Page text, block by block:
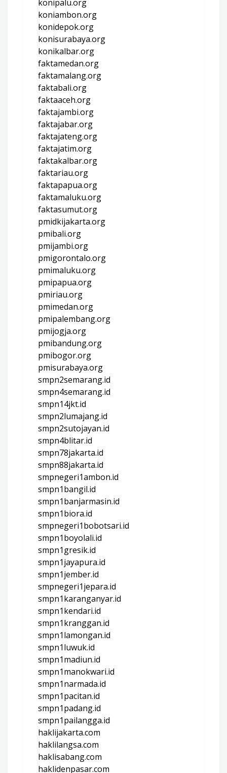
konipalu.org
koniambon.org
konidepok.org
konisurabaya.org
konikalbar.org
faktamedan.org
faktamalang.org
faktabali.org
faktaaceh.org
faktajambi.org
faktajabar.org
faktajateng.org
faktajatim.org
faktakalbar.org
faktariau.org
faktapapua.org
faktamaluku.org
faktasumut.org
pmidkijakarta.org
pmibali.org
pmijambi.org
pmigorontalo.org
pmimaluku.org
pmipapua.org
pmiriau.org
pmimedan.org
pmipalembang.org
pmijogja.org
pmibandung.org
pmibogor.org
pmisurabaya.org
smpn2semarang.id
smpn4semarang.id
smpn14jkt.id
smpn2lumajang.id
smpn2sutojayan.id
smpn4blitar.id
smpn78jakarta.id
smpn88jakarta.id
smpnegeri1ambon.id
smpn1bangil.id
smpn1banjarmasin.id
smpn1biora.id
smpnegeri1bobotsari.id
smpn1boyolali.id
smpn1gresik.id
smpn1jayapura.id
smpn1jember.id
smpnegeri1jepara.id
smpn1karanganyar.id
smpn1kendari.id
smpn1kranggan.id
smpn1lamongan.id
smpn1luwuk.id
smpn1madiun.id
smpn1manokwari.id
smpn1narmada.id
smpn1pacitan.id
smpn1padang.id
smpn1pailangga.id
haklijakarta.com
haklilangsa.com
haklisabang.com
haklidenpasar.com